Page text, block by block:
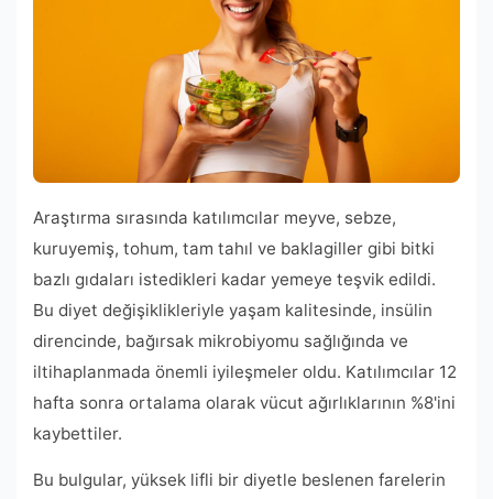
Araştırma sırasında katılımcılar meyve, sebze,
kuruyemiş, tohum, tam tahıl ve baklagiller gibi bitki
bazlı gıdaları istedikleri kadar yemeye teşvik edildi.
Bu diyet değişiklikleriyle yaşam kalitesinde, insülin
direncinde, bağırsak mikrobiyomu sağlığında ve
iltihaplanmada önemli iyileşmeler oldu. Katılımcılar 12
hafta sonra ortalama olarak vücut ağırlıklarının %8'ini
kaybettiler.
Bu bulgular, yüksek lifli bir diyetle beslenen farelerin